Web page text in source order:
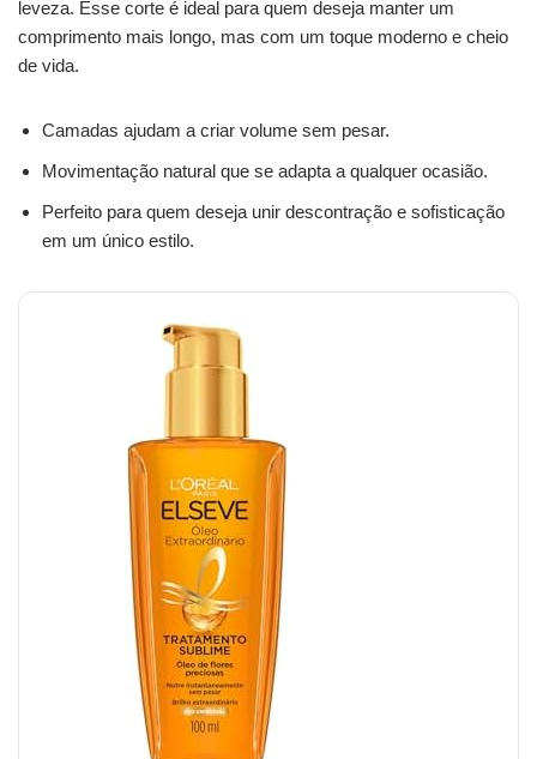
leveza. Esse corte é ideal para quem deseja manter um
comprimento mais longo, mas com um toque moderno e cheio
de vida.
Camadas ajudam a criar volume sem pesar.
Movimentação natural que se adapta a qualquer ocasião.
Perfeito para quem deseja unir descontração e sofisticação
em um único estilo.